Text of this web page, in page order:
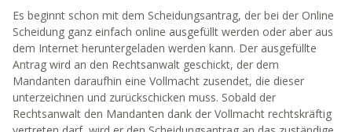
Es beginnt schon mit dem Scheidungsantrag, der bei der Online
Scheidung ganz einfach online ausgefüllt werden oder aber aus
dem Internet heruntergeladen werden kann. Der ausgefüllte
Antrag wird an den Rechtsanwalt geschickt, der dem
Mandanten daraufhin eine Vollmacht zusendet, die dieser
unterzeichnen und zurückschicken muss. Sobald der
Rechtsanwalt den Mandanten dank der Vollmacht rechtskräftig